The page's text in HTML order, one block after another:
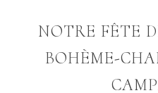
NOTRE FÊTE
BOHÈME-